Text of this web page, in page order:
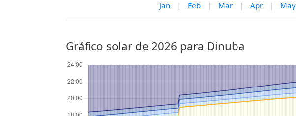
Jan | Feb | Mar | Apr | May
Gráfico solar de 2026 para Dinuba